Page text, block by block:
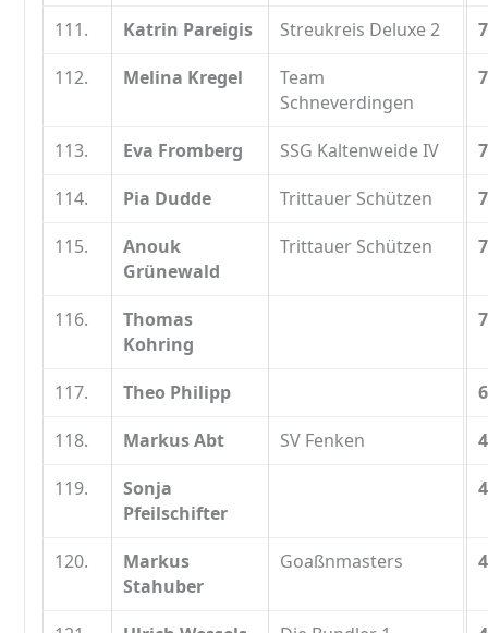
111. Katrin Pareigis Streukreis Deluxe 2
112.
Melina Kregel
Team
Schneverdingen
113. Eva Fromberg SSG Kaltenweide IV
114.
Pia Dudde Trittauer Schützen
115.
Anouk
Grünewald
Trittauer Schützen
116.
Thomas
Kohring
117. Theo Philipp
118.
Markus Abt SV Fenken
119.
Sonja
Pfeilschifter
120.
Markus
Stahuber
Goaßnmasters